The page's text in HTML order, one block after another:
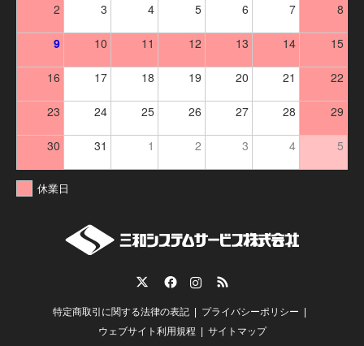
2 3 4 5 6 7 8
9 10 11 12 13 14 15
16 17 18 19 20 21 22
23 24 25 26 27 28 29
30 31 1 2 3 4 5
休業日
RSS
特定商取引に関する法律の表記
プライバシーポリシー
ウェブサイト利用規程
サイトマップ